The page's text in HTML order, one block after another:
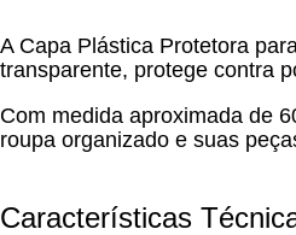
A Capa Plástica Protetora
transparente, protege contra
Com medida aproximada de
roupa organizado e suas
Características